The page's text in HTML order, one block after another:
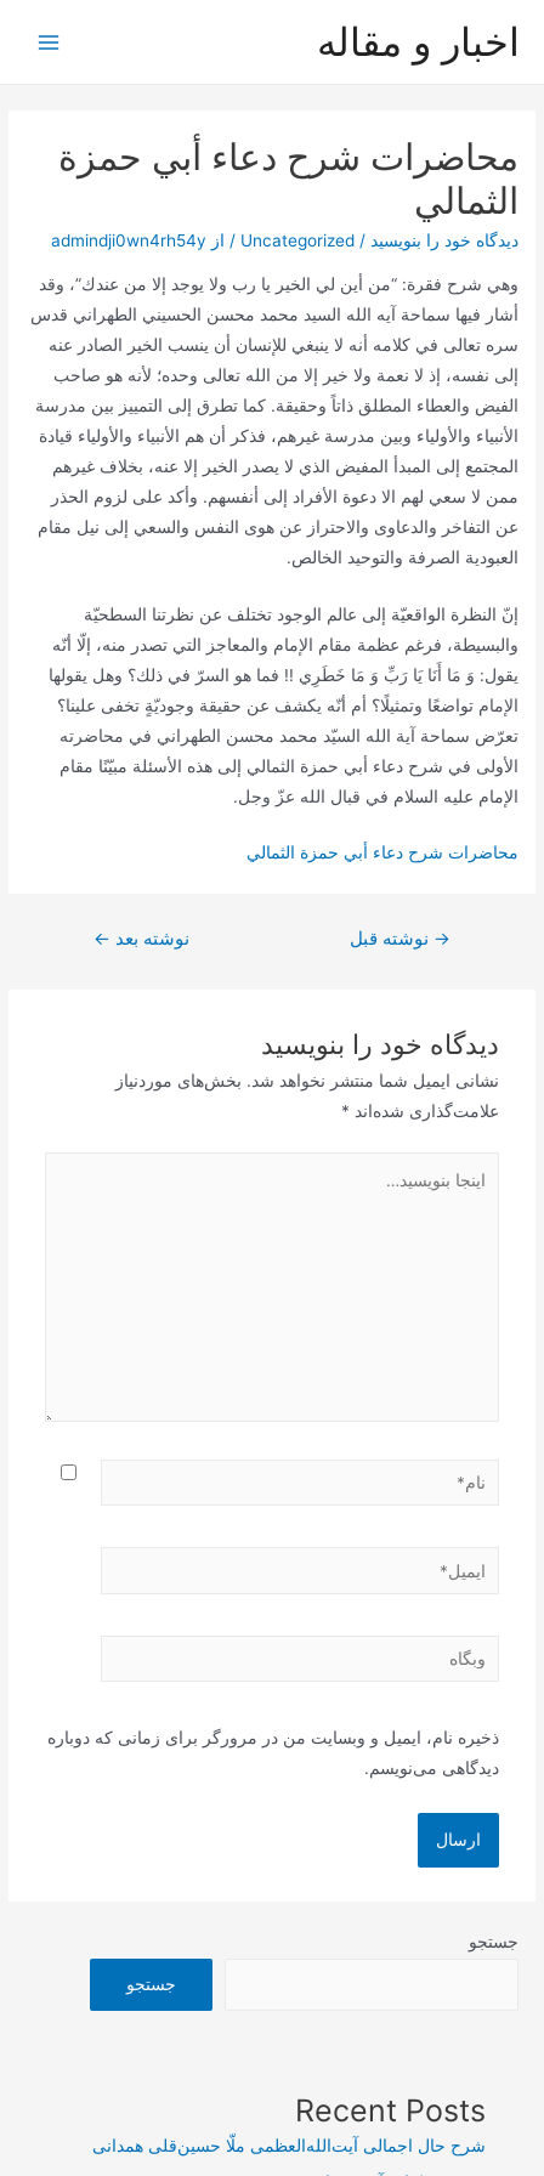
اخبار و مقاله
محاضرات شرح دعاء أبي حمزة
الثمالي
دیدگاه‌ خود را بنویسید /
Uncategorized / از admindji0wn4rh54y
وهي شرح فقرة: “من أين لي الخير يا رب ولا يوجد إلا من عندك”، وقد
أشار فيها سماحة آيه الله السيد محمد محسن الحسيني الطهراني قدس
سره تعالى في كلامه أنه لا ينبغي للإنسان أن ينسب الخير الصادر عنه
إلى نفسه، إذ لا نعمة ولا خير إلا من الله تعالى وحده؛ لأنه هو صاحب
الفيض والعطاء المطلق ذاتاً وحقيقة. كما تطرق إلى التمييز بين مدرسة
الأنبياء والأولياء وبين مدرسة غيرهم، فذكر أن هم الأنبياء والأولياء قيادة
المجتمع إلى المبدأ المفيض الذي لا يصدر الخير إلا عنه، بخلاف غيرهم
ممن لا سعي لهم الا دعوة الأفراد إلى أنفسهم. وأكد على لزوم الحذر
عن التفاخر والدعاوى والاحتراز عن هوى النفس والسعي إلى نيل مقام
العبودية الصرفة والتوحيد الخالص.
إنّ النظرة الواقعيّة إلى عالم الوجود تختلف عن نظرتنا السطحيّة
والبسيطة، فرغم عظمة مقام الإمام والمعاجز التي تصدر منه، إلّا أنّه
يقول: وَ مَا أَنَا يَا رَبِّ وَ مَا خَطَرِي‏ !! فما هو السرّ في ذلك؟ وهل يقولها
الإمام تواضعًا وتمثيلًا؟ أم أنّه يكشف عن حقيقة وجوديّةٍ تخفى علينا؟
تعرّض سماحة آية الله السيّد محمد محسن الطهراني في محاضرته
الأولى في شرح دعاء أبي حمزة الثمالي إلى هذه الأسئلة مبيّنًا مقام
الإمام عليه السلام في قبال الله عزّ وجل.
محاضرات شرح دعاء أبي حمزة الثمالي
راهبری→ نوشته قبل نوشته بعد ←
دیدگاه‌ خود را بنویسید
نشانی ایمیل شما منتشر نخواهد شد. بخش‌های موردنیاز
علامت‌گذاری شده‌اند *
بنویسید…
نام*
ایمیل*
وبگاه
ذخیره نام، ایمیل و وبسایت من در مرورگر برای زمانی که دوباره
دیدگاهی می‌نویسم.
جستجو
جستجو
Recent Posts
شرح حال اجمالی آیت‌الله‌العظمی ملّا حسین‌قلی همدانی